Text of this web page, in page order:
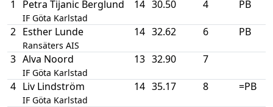
1 Petra Tijanic Berglund
IF Göta Karlstad
14 30.50 4 PB
2 Esther Lunde
Ransäters AIS
14 32.62 6 PB
3 Alva Noord
IF Göta Karlstad
13 32.90 7
4 Liv Lindström
IF Göta Karlstad
14 35.17 8 =PB